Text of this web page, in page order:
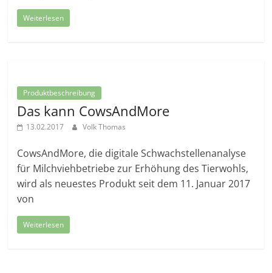
Weiterlesen
Produktbeschreibung
Das kann CowsAndMore
13.02.2017 Volk Thomas
CowsAndMore, die digitale Schwachstellenanalyse
für Milchviehbetriebe zur Erhöhung des Tierwohls,
wird als neuestes Produkt seit dem 11. Januar 2017
von
Weiterlesen